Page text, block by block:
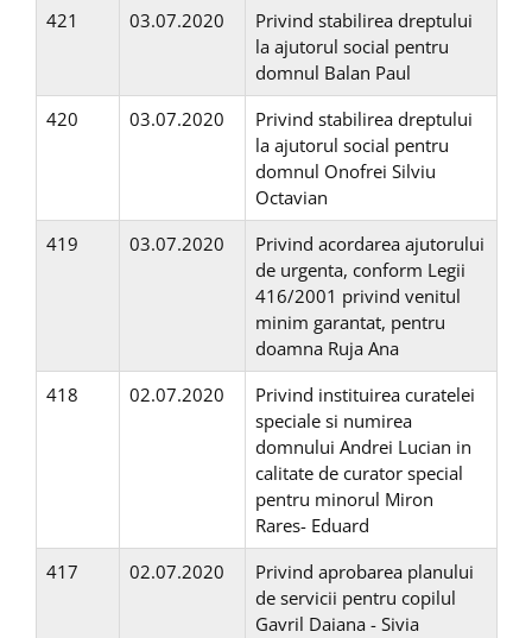
421 03.07.2020
Privind stabilirea dreptului
la ajutorul social pentru
domnul Balan Paul
420
03.07.2020
Privind stabilirea dreptului
la ajutorul social pentru
domnul Onofrei Silviu
Octavian
419
03.07.2020
Privind acordarea ajutorului
de urgenta, conform Legii
416/2001 privind venitul
minim garantat, pentru
doamna Ruja Ana
418
02.07.2020
Privind instituirea curatelei
speciale si numirea
domnului Andrei Lucian in
calitate de curator special
pentru minorul Miron
Rares- Eduard
417
02.07.2020
Privind aprobarea planului
de servicii pentru copilul
Gavril Daiana - Sivia